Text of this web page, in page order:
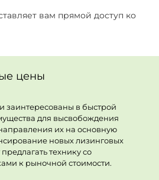
вам прямой доступ ко
цены
заинтересованы в быстрой
для высвобождения
их на основную
новых лизинговых
технику со
к рыночной стоимости.